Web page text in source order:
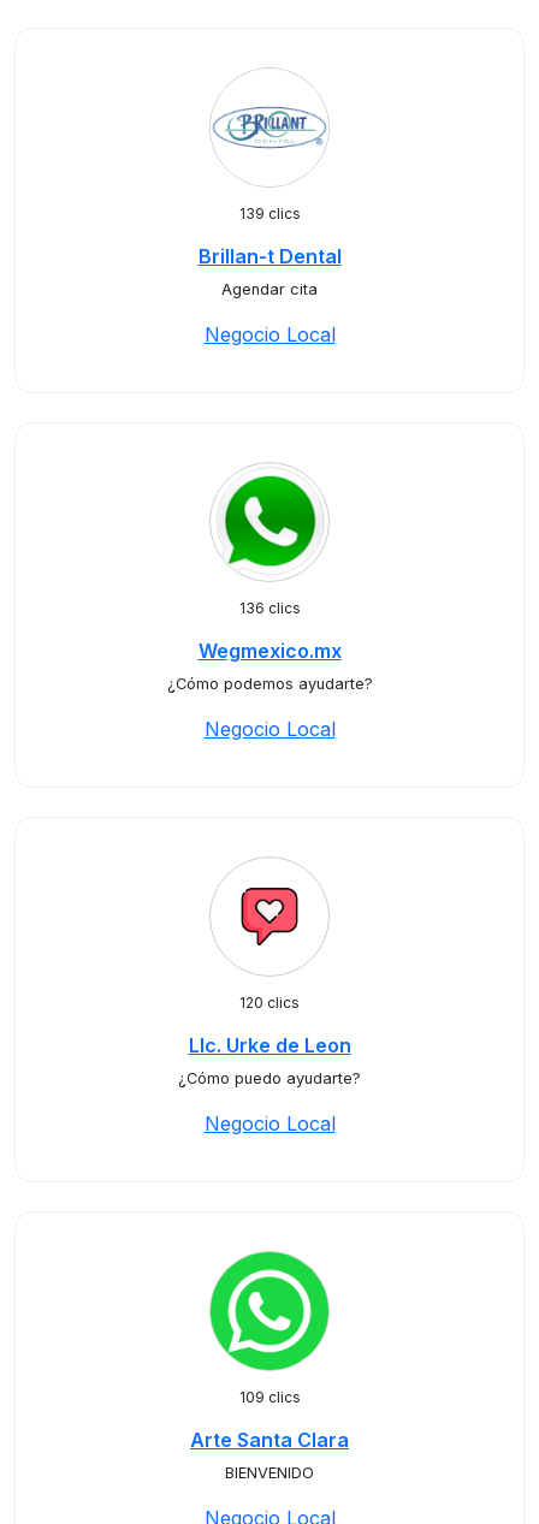
139 clics
Brillan-t Dental
Agendar cita
Negocio Local
136 clics
Wegmexico.mx
¿Cómo podemos ayudarte?
Negocio Local
120 clics
LIc. Urke de Leon
¿Cómo puedo ayudarte?
Negocio Local
109 clics
Arte Santa Clara
BIENVENIDO
Negocio Local